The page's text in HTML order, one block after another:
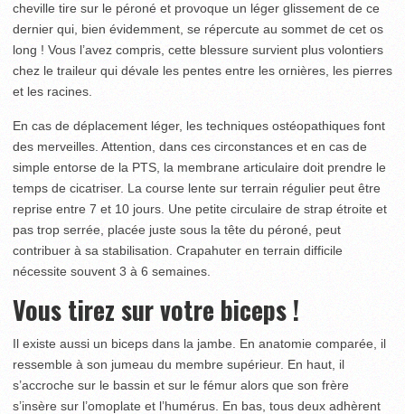
cheville tire sur le péroné et provoque un léger glissement de ce
dernier qui, bien évidemment, se répercute au sommet de cet os
long ! Vous l’avez compris, cette blessure survient plus volontiers
chez le traileur qui dévale les pentes entre les ornières, les pierres
et les racines.
En cas de déplacement léger, les techniques ostéopathiques font
des merveilles. Attention, dans ces circonstances et en cas de
simple entorse de la PTS, la membrane articulaire doit prendre le
temps de cicatriser. La course lente sur terrain régulier peut être
reprise entre 7 et 10 jours. Une petite circulaire de strap étroite et
pas trop serrée, placée juste sous la tête du péroné, peut
contribuer à sa stabilisation. Crapahuter en terrain difficile
nécessite souvent 3 à 6 semaines.
Vous tirez sur votre biceps !
Il existe aussi un biceps dans la jambe. En anatomie comparée, il
ressemble à son jumeau du membre supérieur. En haut, il
s’accroche sur le bassin et sur le fémur alors que son frère
s’insère sur l’omoplate et l’humérus. En bas, tous deux adhèrent